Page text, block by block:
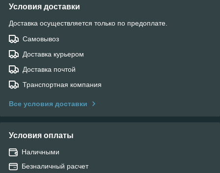
Условия доставки
Доставка осуществляется только по предоплате.
Самовывоз
Доставка курьером
Доставка почтой
Транспортная компания
Все условия доставки
Условия оплаты
Наличными
Безналичный расчет